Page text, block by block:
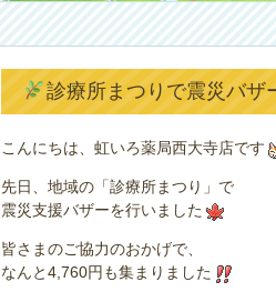
診療所まつりで震災バザ
こんにちは、虹いろ薬局西大寺店です
先日、地域の「診療所まつり」で
震災支援バザーを行いました
皆さまのご協力のおかげで、
なんと4,760円も集まりました